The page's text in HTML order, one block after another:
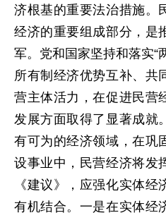
济根基的重要法治措施。
经济的重要组成部分，是
军。党和国家坚持和落实“
所有制经济优势互补、共
营主体活力，在促进民营
发展方面取得了显著成就
有可为的经济领域，在巩
设事业中，民营经济将发
《建议》，应强化实体
有机结合。一是在实体经